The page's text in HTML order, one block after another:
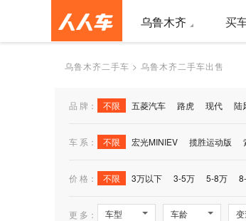
乌鲁木齐 买
乌鲁木齐二手车 > 乌鲁木齐二手车出售
品 牌： 不限 五菱汽车 路虎 现代 陆
车 系： 不限 宏光MINIEV 揽胜运动版
价 格： 不限 3万以下 3-5万 5-8万
更 多： 车型 车龄